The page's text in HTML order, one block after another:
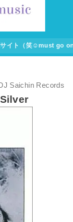
イト（笑☺must go
Saichin Records
Silver